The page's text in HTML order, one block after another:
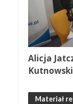
Alicja
Materiał